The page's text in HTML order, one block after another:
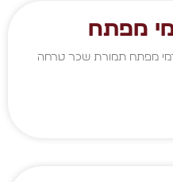
מפתח
מפתח תמורת שכר טרחה